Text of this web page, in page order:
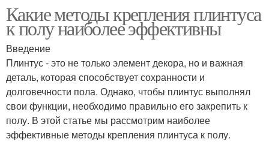
Какие методы крепления плинтуса
к полу наиболее эффективны
Введение
Плинтус - это не только элемент декора, но и важная
деталь, которая способствует сохранности и
долговечности пола. Однако, чтобы плинтус выполнял
свои функции, необходимо правильно его закрепить к
полу. В этой статье мы рассмотрим наиболее
эффективные методы крепления плинтуса к полу.